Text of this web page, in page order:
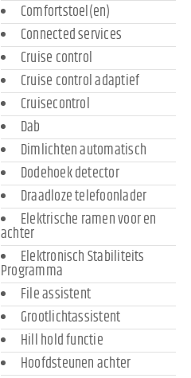
Comfortstoel(en)
Connected services
Cruise control
Cruise control adaptief
Cruisecontrol
Dab
Dimlichten automatisch
Dodehoek detector
Draadloze telefoonlader
Elektrische ramen voor en
achter
Elektronisch Stabiliteits
Programma
File assistent
Grootlichtassistent
Hill hold functie
Hoofdsteunen achter